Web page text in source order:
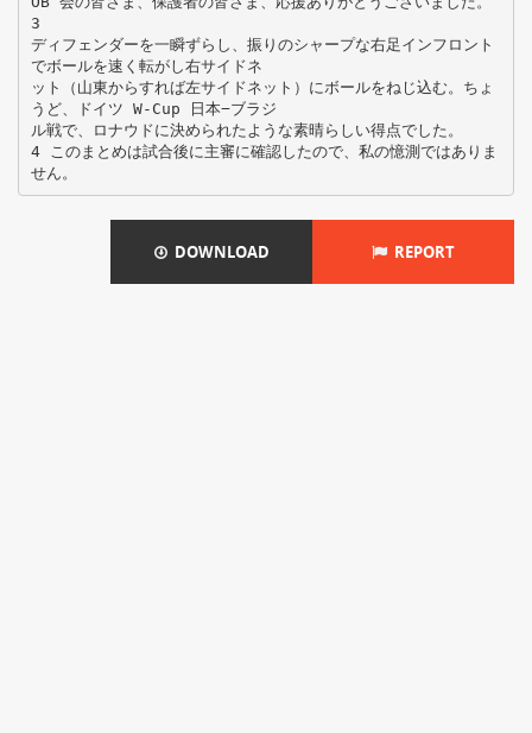
3
ディフェンダーを一瞬ずらし、振りのシャープな右足インフロント
でボールを速く転がし右サイドネ
ット（山東からすれば左サイドネット）にボールをねじ込む。ちょ
うど、ドイツ W-Cup 日本−ブラジ
ル戦で、ロナウドに決められたような素晴らしい得点でした。
4 このまとめは試合後に主審に確認したので、私の憶測ではありま
DOWNLOAD REPORT